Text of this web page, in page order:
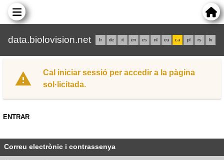
data.biolovision.net fr de it en es nl eu ca pl rs lv
Cal iniciar sessió per accedir a la pàgina
sol·licitada.
ENTRAR
Correu electrònic i contrassenya